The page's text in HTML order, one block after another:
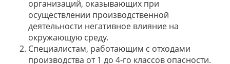
организаций, оказывающих при
осуществлении производственной
деятельности негативное влияние на
окружающую среду.
Специалистам, работающим с отходами
производства от 1 до 4-го классов опасности.